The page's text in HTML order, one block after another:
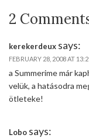
2
kerekerdeux says:
FEBRUARY 28, 2008 AT
a Summerime már
velük, a hatásodra
ötleteke!
Lobo says: